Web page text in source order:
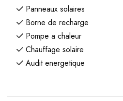
Panneaux solaires
Borne de recharge
Pompe a chaleur
Chauffage solaire
Audit energetique